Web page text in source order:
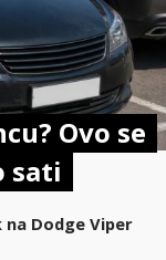
Ovo se
sati
Dodge Viper